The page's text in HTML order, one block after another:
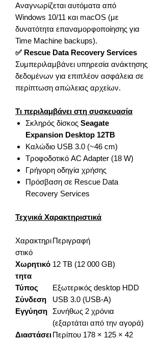
Αναγνωρίζεται αυτόματα από
Windows 10/11 και macOS (με
δυνατότητα επαναμορφοποίησης για
Time Machine backups).
✅ Rescue Data Recovery Services
Συμπεριλαμβάνει υπηρεσία ανάκτησης
δεδομένων για επιπλέον ασφάλεια σε
περίπτωση απώλειας αρχείων.
Τι περιλαμβάνει στη συσκευασία
Σκληρός δίσκος Seagate
Expansion Desktop 12TB
Καλώδιο USB 3.0 (~46 cm)
Τροφοδοτικό AC Adapter (18 W)
Γρήγορη οδηγία χρήσης
Πρόσβαση σε Rescue Data
Recovery Services
Τεχνικά Χαρακτηριστικά
Χαρακτηρι
στικό
Περιγραφή
Χωρητικό
τητα
12 TB (12 000 GB)
Τύπος
Εξωτερικός desktop HDD
Σύνδεση
USB 3.0 (USB-A)
Εγγύηση
Συνήθως 2 χρόνια
(εξαρτάται από την αγορά)
ΔιαστάσειΠερίπου 178 × 125 × 42